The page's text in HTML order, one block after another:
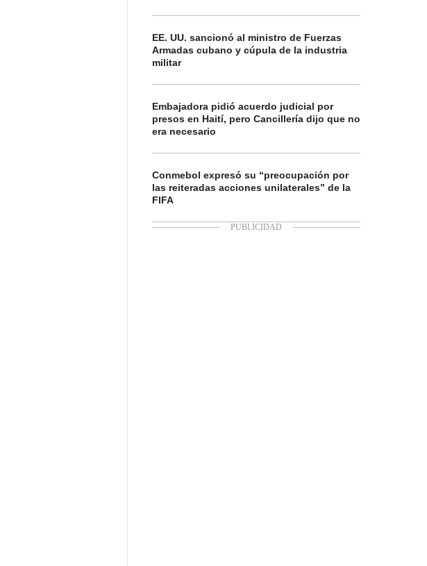
EE. UU. sancionó al ministro de Fuerzas
Armadas cubano y cúpula de la industria
militar
Embajadora pidió acuerdo judicial por
presos en Haití, pero Cancillería dijo que no
era necesario
Conmebol expresó su “preocupación por
las reiteradas acciones unilaterales” de la
FIFA